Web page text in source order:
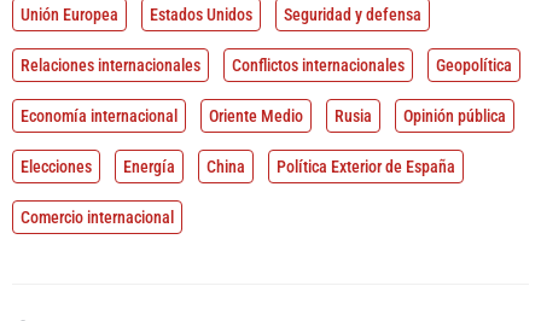
Unión Europea Estados Unidos Seguridad y defensa
Relaciones internacionales Conflictos internacionales Geopolítica
Economía internacional Oriente Medio Rusia Opinión pública
Elecciones Energía China Política Exterior de España
Comercio internacional